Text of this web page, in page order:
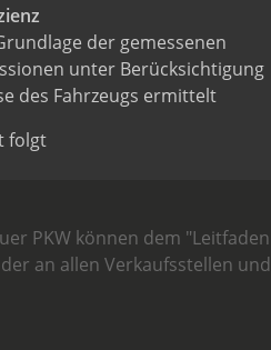
der gemessenen
unter Berücksichtigung
des Fahrzeugs ermittelt
folgt
PKW können dem "Leitfaden
an allen Verkaufsstellen und